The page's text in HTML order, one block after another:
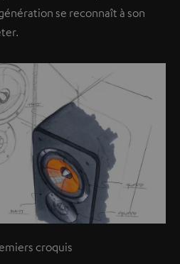
se reconnaît à son
croquis